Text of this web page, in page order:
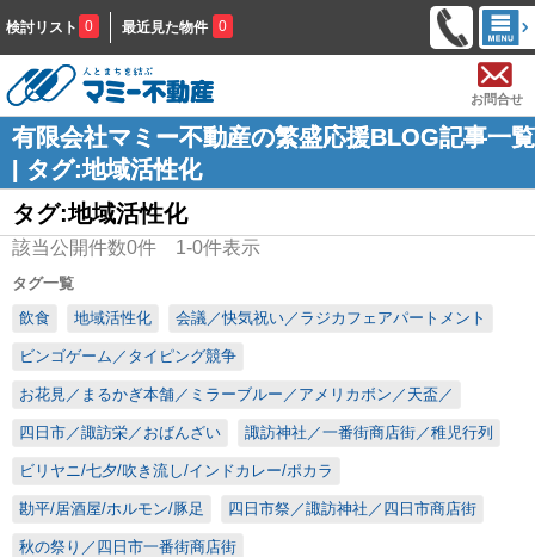
検討リスト 0 最近見た物件 0
お問合せ
有限会社マミー不動産の繁盛応援BLOG記事一覧
| タグ:地域活性化
タグ:地域活性化
該当公開件数0件 1-0件表示
タグ一覧
飲食
地域活性化 会議／快気祝い／ラジカフェアパートメント
ビンゴゲーム／タイピング競争
お花見／まるかぎ本舗／ミラーブルー／アメリカボン／天盃／
四日市／諏訪栄／おばんざい 諏訪神社／一番街商店街／稚児行列
ビリヤニ/七夕/吹き流し/インドカレー/ポカラ
勘平/居酒屋/ホルモン/豚足 四日市祭／諏訪神社／四日市商店街
秋の祭り／四日市一番街商店街